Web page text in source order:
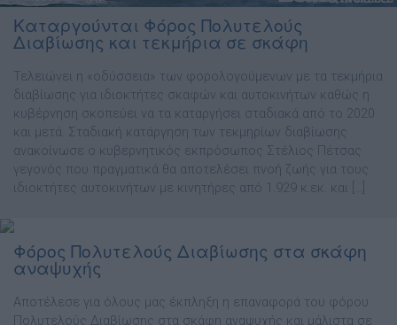
Καταργούνται Φόρος Πολυτελούς
Διαβίωσης και τεκμήρια σε σκάφη
Τελειώνει η «οδύσσεια» των φορολογούμενων με τα τεκμήρια
διαβίωσης για ιδιοκτήτες σκαφών και αυτοκινήτων καθώς η
κυβέρνηση σκοπεύει να τα καταργήσει σταδιακά από το 2020
και μετά. Σταδιακή κατάργηση των τεκμηρίων διαβίωσης
ανακοίνωσε ο κυβερνητικός εκπρόσωπος Στέλιος Πέτσας
γεγονός που πραγματικά θα αποτελέσει πνοή ζωής για τους
ιδιοκτήτες αυτοκινήτων με κινητήρες από 1.929 κ.εκ. και […]
Φόρος Πολυτελούς Διαβίωσης στα σκάφη
αναψυχής
Αποτέλεσε για όλους μας έκπληξη η επαναφορά του φόρου
Πολυτελούς Διαβίωσης στα σκάφη αναψυχής και μάλιστα σε